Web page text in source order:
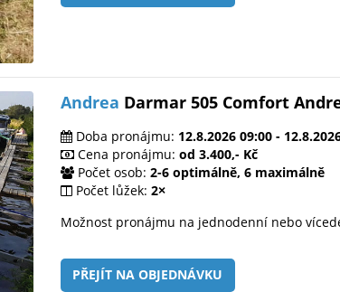
Andrea Darmar 505 Comfort
Doba pronájmu: 12.8.2026 09:00 -
Cena pronájmu: od 3.400,- Kč
Počet osob: 2-6 optimálně, 6 maximálně
Počet lůžek: 2×
Možnost pronájmu na jednodenní nebo
PŘEJÍT NA OBJEDNÁVKU